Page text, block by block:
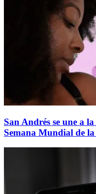
San Andrés se une a
Semana Mundial de